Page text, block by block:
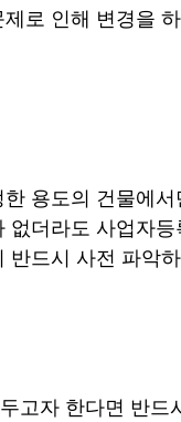
로 인해 변경을
용도의 건물에
더라도 사업자
반드시 사전 파악
고자 한다면 반